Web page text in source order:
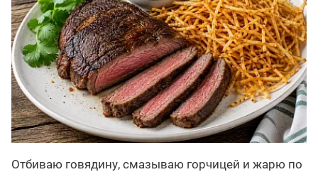
Отбиваю говядину, смазываю горчицей и жарю по